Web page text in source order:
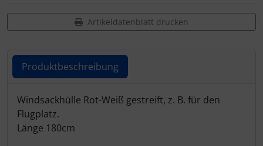
Artikeldatenblatt drucken
Produktbeschreibung
Produktbeschreibung
Windsackhülle Rot-Weiß gestreift, z. B. für den
Flugplatz.
Länge 180cm
Transponder
Sonstiges